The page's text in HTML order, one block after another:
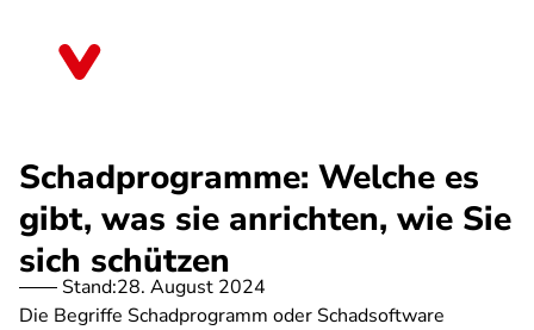
Schadprogramme: Welche es
gibt, was sie anrichten, wie Sie
sich schützen
Stand:28. August 2024
Die Begriffe Schadprogramm oder Schadsoftware